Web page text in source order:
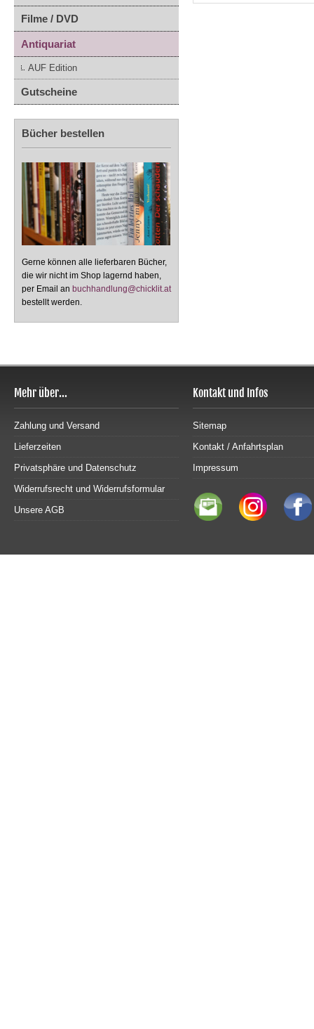
Filme / DVD
Antiquariat
AUF Edition
Gutscheine
Bücher bestellen
Gerne können alle lieferbaren Bücher,
die wir nicht im Shop lagernd haben,
per Email an buchhandlung@chicklit.at
bestellt werden.
Mehr über...
Zahlung und Versand
Lieferzeiten
Privatsphäre und Datenschutz
Widerrufsrecht und Widerrufsformular
Unsere AGB
Kontakt und Infos
Sitemap
Kontakt / Anfahrtsplan
Impressum